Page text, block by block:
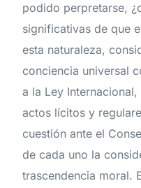
podido perpretarse,
significativas de que
esta naturaleza,
conciencia universal
a la Ley
actos lícitos y
cuestión ante el
de cada uno la
trascendencia moral.